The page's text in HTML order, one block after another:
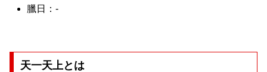
臘日：-
天一天上とは